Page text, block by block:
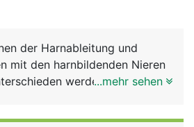
der Harnableitung und
mit den harnbildenden Nieren
werden anatomisch
...mehr sehen